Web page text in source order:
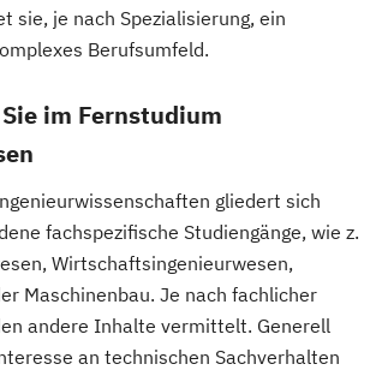
Organisation
Management
sie, je nach Spezialisierung, ein
Berufsumfeld.
im Fernstudium
gliedert sich
fachspezifische Studiengänge, wie z.
Wirtschaftsingenieurwesen,
Maschinenbau. Je nach fachlicher
andere Inhalte vermittelt. Generell
an technischen Sachverhalten